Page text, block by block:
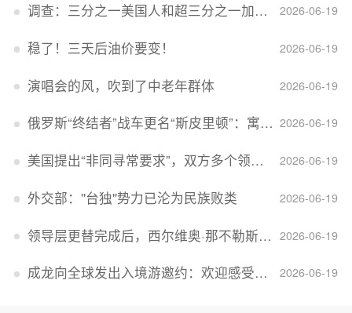
2026-06-19
调查：三分之一美国人和超三分之一加拿大人感到经济压力
2026-06-19
稳了！三天后油价要变！
2026-06-19
演唱会的风，吹到了中老年群体
2026-06-19
俄罗斯“终结者”战车更名“斯皮里顿”：寓意强大可靠，彰显俄精神力量
2026-06-19
美国提出“非同寻常要求”，双方多个领域分歧依旧，印美贸易谈判进入“关键阶段”
2026-06-19
外交部：''台独''势力已沦为民族败类
2026-06-19
领导层更替完成后，西尔维奥·那不勒斯出任Lucid首席执行官
2026-06-19
成龙向全球发出入境游邀约：欢迎感受无滤镜的真实中国